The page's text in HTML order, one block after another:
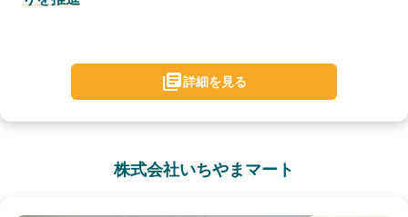
詳細を見る
株式会社いちやまマート